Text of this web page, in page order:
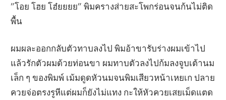
”โอย โฮย โฮ๋ยยยย” พิมครางส่ายสะโพกร่อนจนก้นไม่ติด
พื้น
ผมผละออกกลับตัวทาบลงไป พิมอ้าขารับร่างผมเข้าไป
แล้วรักตัวผมด้วยท่อนขา ผมทาบตัวลงไปก้มลงจูบเต้านม
เล็ก ๆ ของพิมพ์ เม้มดูดหัวนมจนพิมเสียวหน้าเหยเก ปลาย
ควยจ่อตรงรูหีแต่ผมก็ยังไม่แทง กะให้หัวควยเสยเม็ดแตด